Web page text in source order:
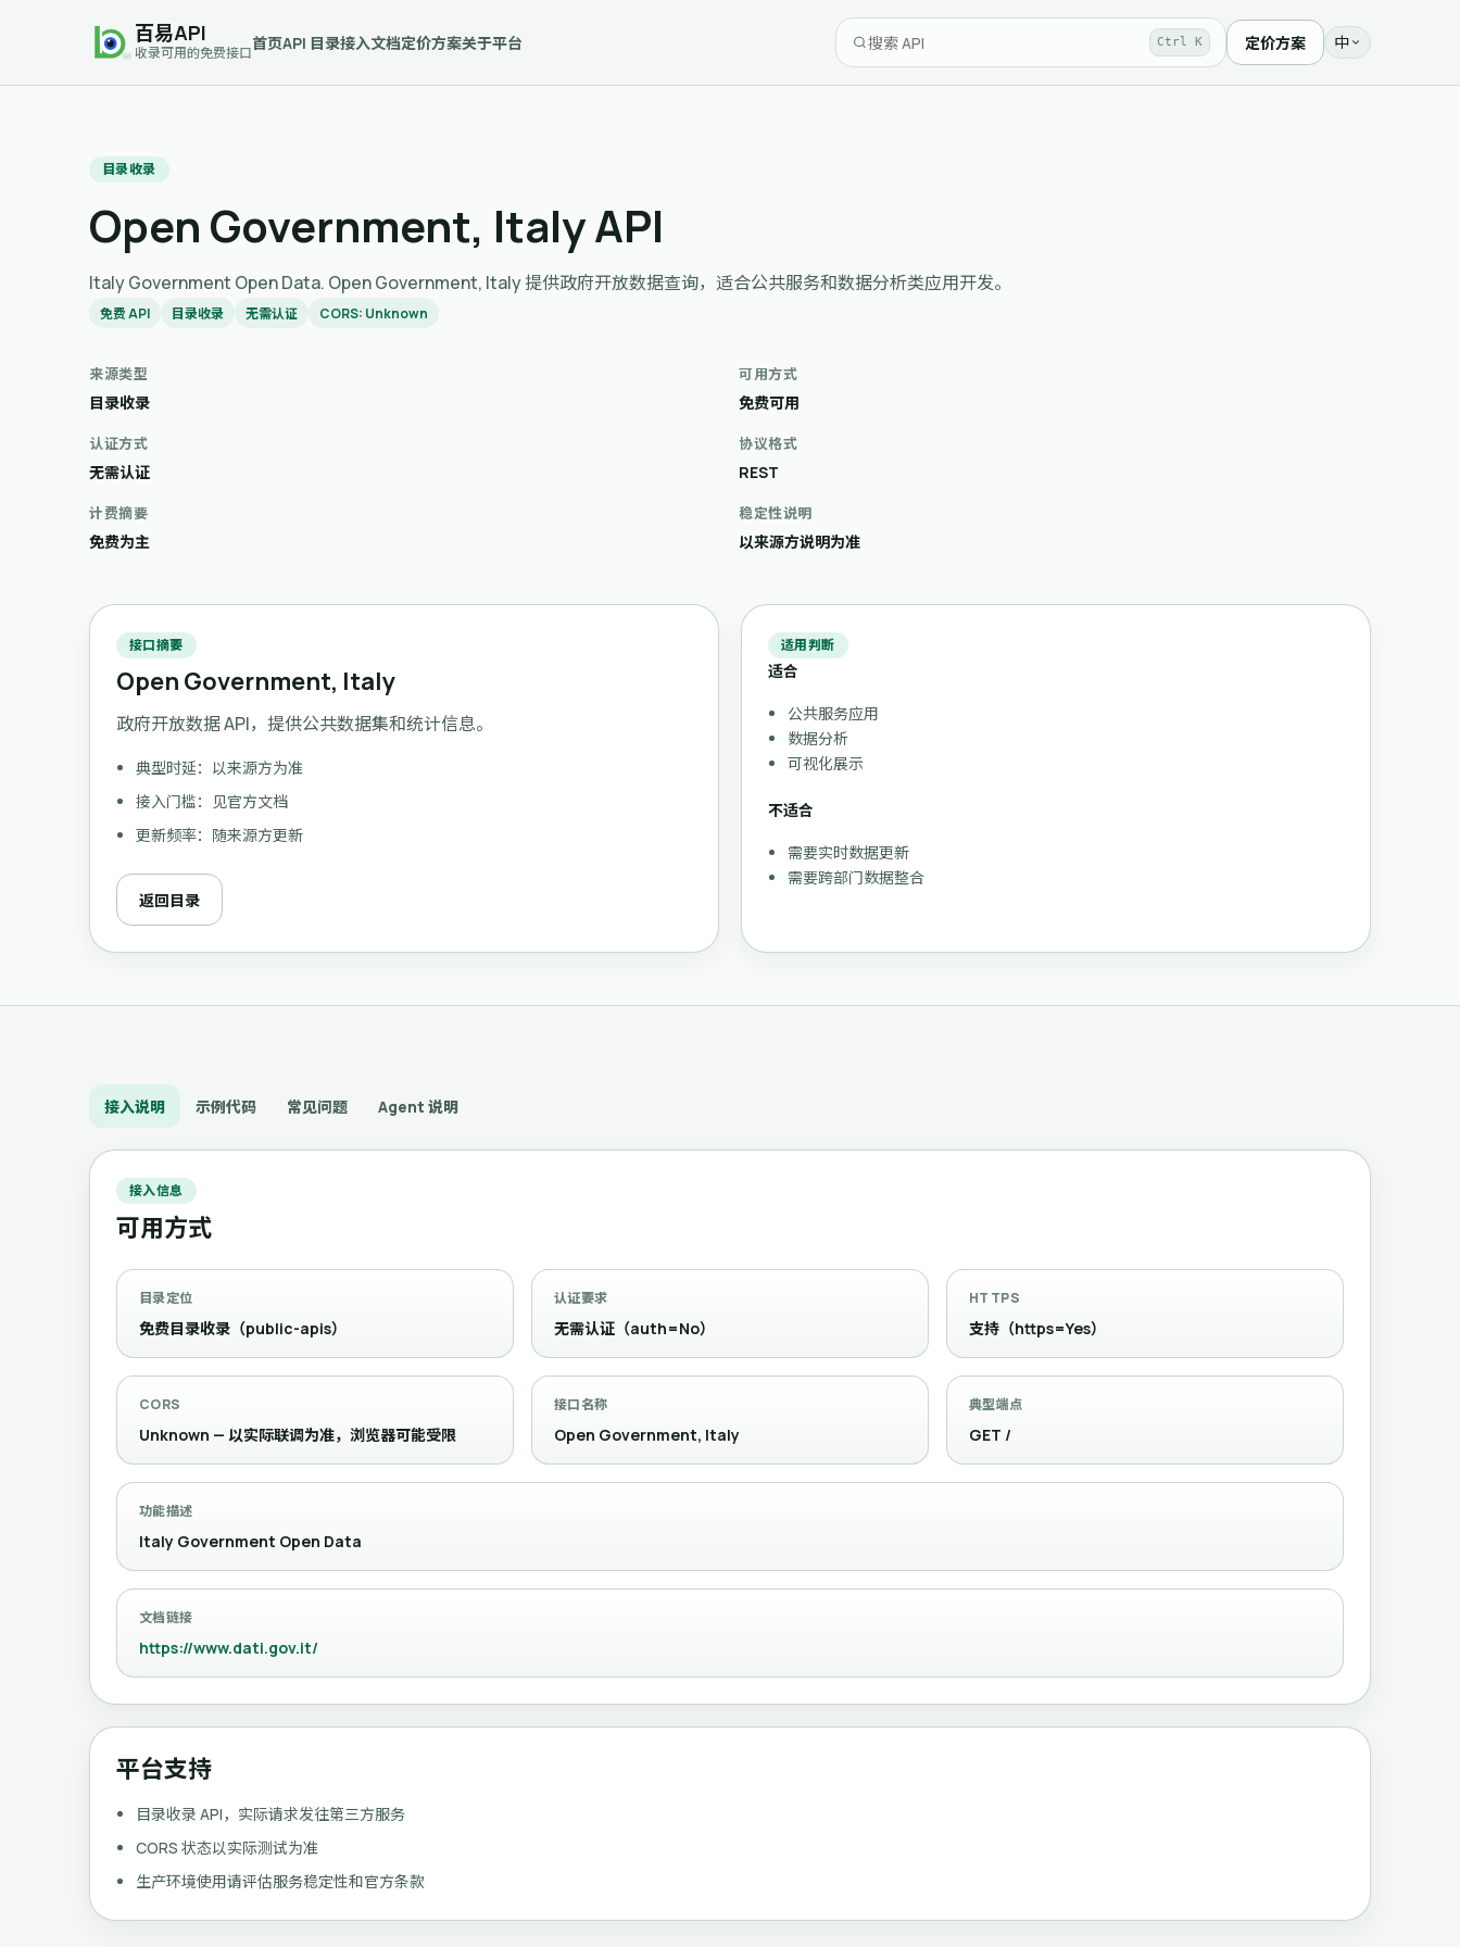
百易API
收录可用的免费接口
首页API 目录接入文档定价方案关于平台 Ctrl K 定价方案 中
目录收录
Open Government, Italy API
Italy Government Open Data. Open Government, Italy 提供政府开放数据查询，适合公共服务和数据分析类应用开发。
免费 API 目录收录 无需认证 CORS: Unknown
来源类型
目录收录
可用方式
免费可用
认证方式
无需认证
协议格式
REST
计费摘要
免费为主
稳定性说明
以来源方说明为准
接口摘要
Open Government, Italy
政府开放数据 API，提供公共数据集和统计信息。
典型时延：以来源方为准
接入门槛：见官方文档
更新频率：随来源方更新
返回目录
适用判断
适合
公共服务应用
数据分析
可视化展示
不适合
需要实时数据更新
需要跨部门数据整合
接入说明 示例代码 常见问题 Agent 说明
接入信息
可用方式
目录定位
免费目录收录（public-apis）
认证要求
无需认证（auth=No）
HTTPS
支持（https=Yes）
CORS
Unknown — 以实际联调为准，浏览器可能受限
接口名称
Open Government, Italy
典型端点
GET /
功能描述
Italy Government Open Data
文档链接
https://www.dati.gov.it/
平台支持
目录收录 API，实际请求发往第三方服务
CORS 状态以实际测试为准
生产环境使用请评估服务稳定性和官方条款